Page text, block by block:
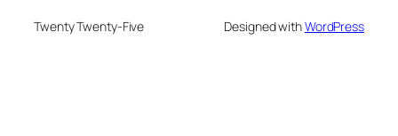
Twenty Twenty-Five Designed withWordPress